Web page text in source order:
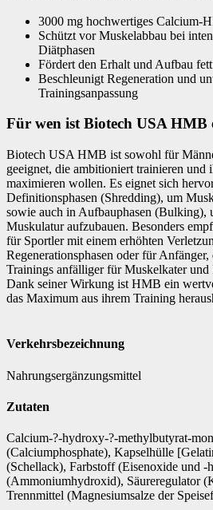
3000 mg hochwertiges Calcium-
Schützt vor Muskelabbau bei
Diätphasen
Fördert den Erhalt und Aufbau
Beschleunigt Regeneration und
Trainingsanpassung
Für wen ist Biotech USA HMB
Biotech USA HMB ist sowohl für
geeignet, die ambitioniert trainieren und
maximieren wollen. Es eignet sich
Definitionsphasen (Shredding), um
sowie auch in Aufbauphasen (Bulking),
Muskulatur aufzubauen. Besonders
für Sportler mit einem erhöhten
Regenerationsphasen oder für
Trainings anfälliger für Muskelkater
Dank seiner Wirkung ist HMB ein
das Maximum aus ihrem Training
Verkehrsbezeichnung
Nahrungsergänzungsmittel
Zutaten
Calcium-?-hydroxy-?-methylbutyrat-
(Calciumphosphate), Kapselhülle
(Schellack), Farbstoff (Eisenoxide und -
(Ammoniumhydroxid), Säureregulator
Trennmittel (Magnesiumsalze der